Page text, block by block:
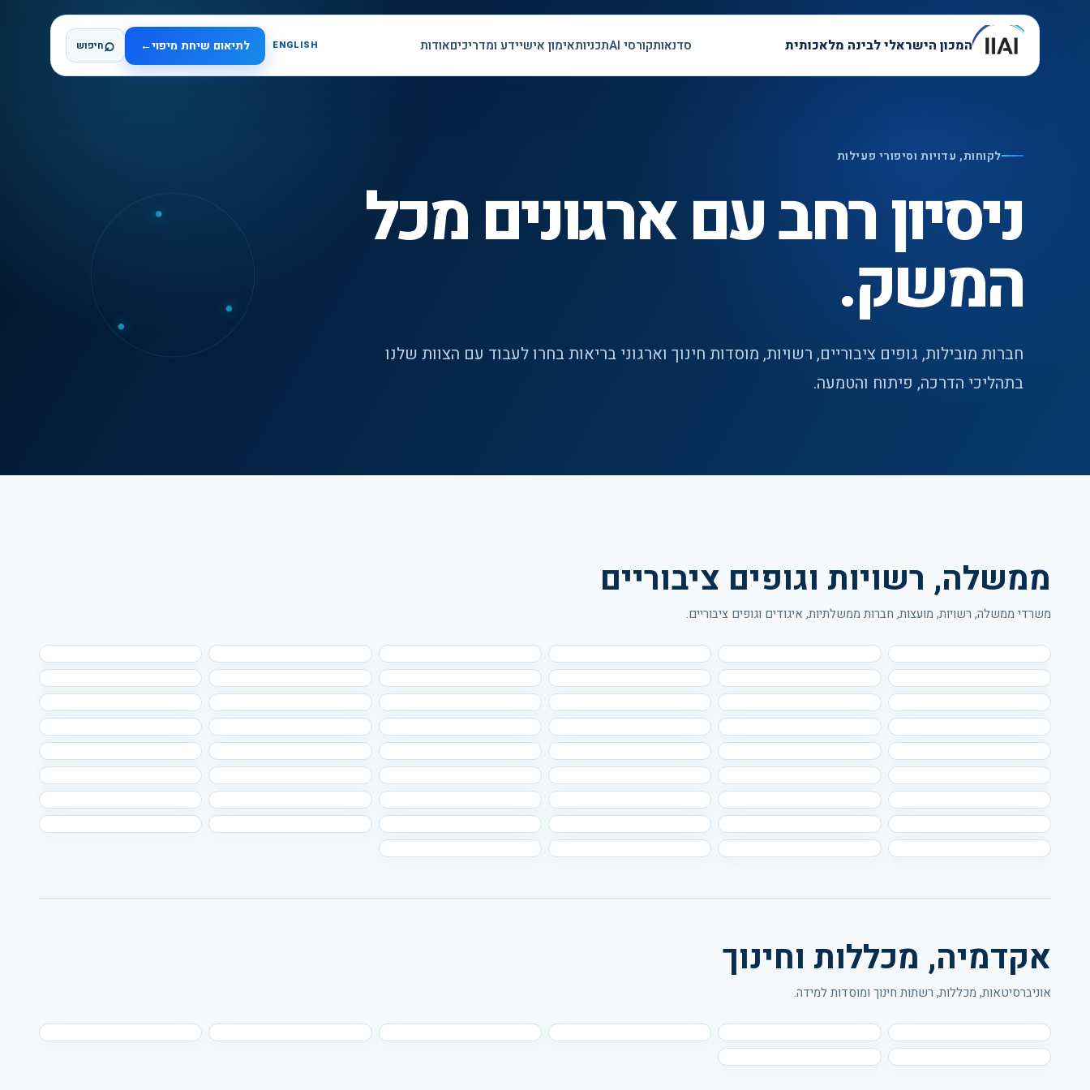
המכון הישראלי לבינה מלאכותית סדנאותקורסי AI תכניותאימון אישיידע ומדריכיםאודות ENGLISH לתיאום שיחת מיפוי←
⌕חיפוש
לקוחות, עדויות וסיפורי פעילות
ניסיון רחב עם ארגונים מכל
המשק.
חברות מובילות, גופים ציבוריים, רשויות, מוסדות חינוך וארגוני בריאות בחרו לעבוד עם הצוות שלנו
בתהליכי הדרכה, פיתוח והטמעה.
ממשלה, רשויות וגופים ציבוריים
משרדי ממשלה, רשויות, מועצות, חברות ממשלתיות, איגודים וגופים ציבוריים.
אקדמיה, מכללות וחינוך
אוניברסיטאות, מכללות, רשתות חינוך ומוסדות למידה.